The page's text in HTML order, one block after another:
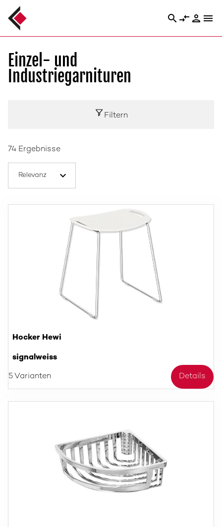
search compare_arrows person menu
Einzel- und
Industriegarnituren
Filtern
74 Ergebnisse
Hocker Hewi
signalweiss
5 Varianten Details